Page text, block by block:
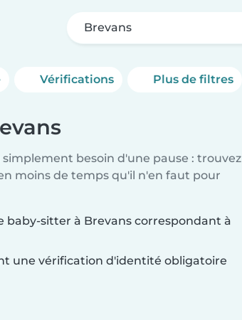
Brevans
Vérifications Plus de filtres
besoin d'une pause : trouvez
moins de temps qu'il n'en faut pour
baby-sitter à Brevans correspondant à
une vérification d'identité obligatoire